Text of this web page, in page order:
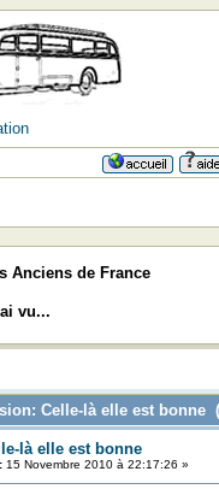
Anciens de France
vu...
Celle-là elle est bonne
là elle est bonne
15 Novembre 2010 à 22:17:26 »